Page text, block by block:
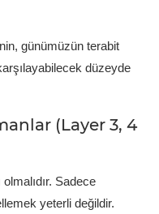
günümüzün terabit
düzeyde
(Layer 3, 4
Sadece
yeterli değildir.